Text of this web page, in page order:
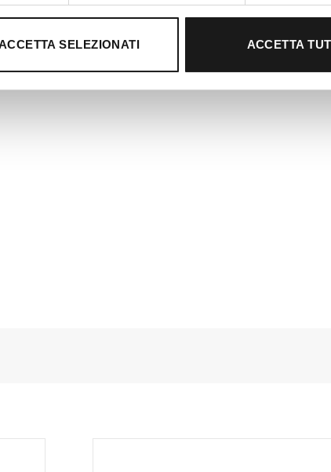
SELEZIONATI ACCETTA
corte in lino e cotone. Due tasche anteriori.